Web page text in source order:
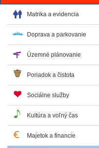
Matrika a evidencia
Doprava a parkovanie
Územné plánovanie
Poriadok a čistota
Sociálne služby
Kultúra a voľný čas
Majetok a financie